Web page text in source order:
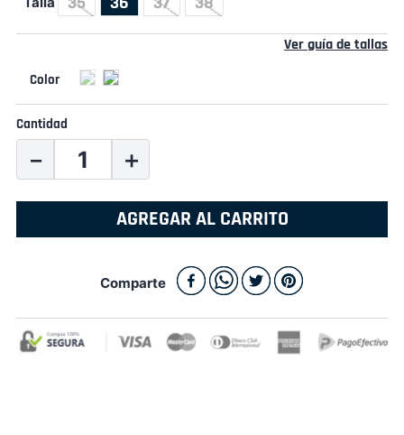
Ver guía de tallas
Cantidad
＋
－
AGREGAR AL CARRITO
Comparte